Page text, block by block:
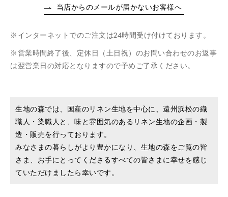
当店からのメールが届かないお客様へ
インターネットでのご注文は24時間受け付けております。
営業時間終了後、定休日（土日祝）のお問い合わせのお返事
は翌営業日の対応となりますので予めご了承ください。
生地の森では、国産のリネン生地を中心に、遠州浜松の織
職人・染職人と、味と雰囲気のあるリネン生地の企画・製
造・販売を行っております。
みなさまの暮らしがより豊かになり、生地の森をご覧の皆
さま、お手にとってくださるすべての皆さまに幸せを感じ
ていただけましたら幸いです。